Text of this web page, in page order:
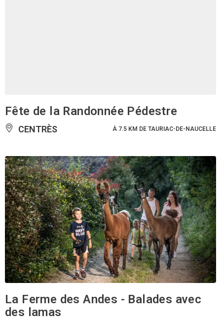
Fête de la Randonnée Pédestre
CENTRÈS À 7.5 KM DE TAURIAC-DE-NAUCELLE
La Ferme des Andes - Balades avec
des lamas